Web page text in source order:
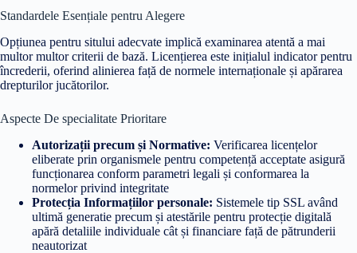
Standardele Esențiale pentru Alegere
Opțiunea pentru sitului adecvate implică examinarea atentă a mai
multor multor criterii de bază. Licențierea este inițialul indicator pentru
încrederii, oferind alinierea față de normele internaționale și apărarea
drepturilor jucătorilor.
Aspecte De specialitate Prioritare
Autorizații precum și Normative: Verificarea licențelor
eliberate prin organismele pentru competență acceptate asigură
funcționarea conform parametri legali și conformarea la
normelor privind integritate
Protecția Informațiilor personale: Sistemele tip SSL având
ultimă generatie precum și atestările pentru protecție digitală
apără detaliile individuale cât și financiare față de pătrunderii
neautorizat